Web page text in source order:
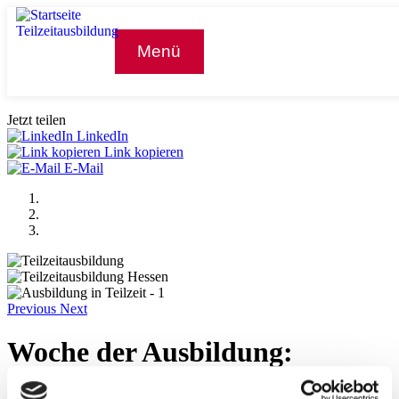
Menü
Jetzt teilen
LinkedIn
Link kopieren
E-Mail
Previous Next
Woche der Ausbildung:
Ausbildung in Teilzeit- eine